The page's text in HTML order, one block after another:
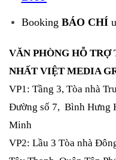
Booking BÁO CHÍ
VĂN PHÒNG HỖ TRỢ
NHẤT VIỆT MEDIA
VP1: Tầng 3, Tòa nhà
Đường số 7, Bình Hưng
Minh
VP2: Lầu 3 Tòa nhà